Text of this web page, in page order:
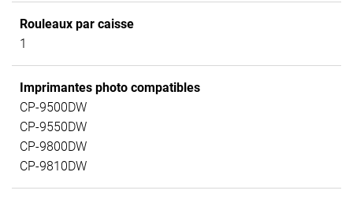
Rouleaux par caisse
1
Imprimantes photo compatibles
CP-9500DW
CP-9550DW
CP-9800DW
CP-9810DW